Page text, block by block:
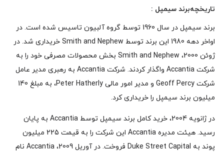
تاریخچهبرند سیمپل :
برند سیمپل در سال 1960 توسط گروه آلبیون تاسیس شده است. در
اواخر دهه 1980 این برند توسط Smith and Nephew خریداری شد. در
ژوئن 2000، Smith and Nephew بخش محصولات مصرفی خود را به
شرکت Accantia واگذار کردند. شرکت Accantia به رهبری مدیر عامل
شرکت Geoff Percy و مدیر امور مالی Peter Hatherly، به مبلغ 140
میلیون برند سیمپل را خریداری کرد.
در ژانویه 2004، خرید کامل برند سیمپل توسط Accantia به پایان
رسید. هیئت مدیره Accantia این شرکت را به قیمت 225 میلیون
پوند به Duke Street Capital فروخت. در آوریل 2009، Accantia نام